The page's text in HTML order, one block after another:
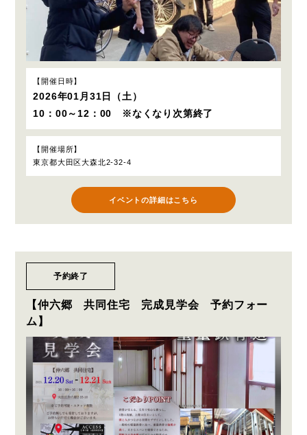
開催日時
2026年01月31日（土）
10：00～12：00 ※なくなり次第終了
開催場所
東京都大田区大森北2-32-4
イベントの詳細はこちら
予約終了
【仲六郷 共同住宅 完成見学会 予約フォー
ム】